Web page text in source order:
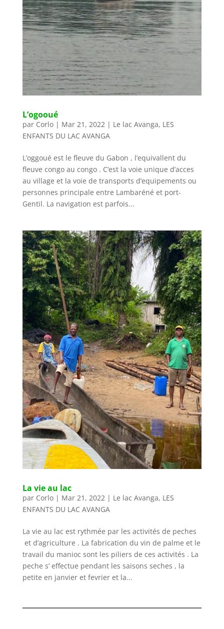
L’ogooué
par Corlo| Mar 21, 2022 | Le lac Avanga, LES
ENFANTS DU LAC AVANGA
L’oggoué est le fleuve du Gabon , l’equivallent du
fleuve congo au congo . C’est la voie unique d’acces
au village et la voie de transports d’equipements ou
personnes principale entre Lambaréné et port-
Gentil. La navigation est parfois...
La vie au lac
par Corlo| Mar 21, 2022| Le lac Avanga, LES
ENFANTS DU LAC AVANGA
La vie au lac est rythmée par les activités de peches
et d’agriculture . La fabrication du vin de palme et le
travail du manioc sont les piliers de ces activités . La
peche s’ effectue pendant les saisons seches , la
petite en janvier et fevrier et la...